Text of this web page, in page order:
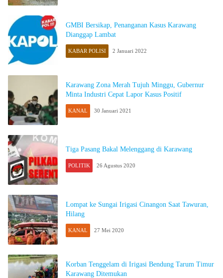
GMBI Bersikap, Penanganan Kasus Karawang
Dianggap Lambat
KABAR POLISI 2 Januari 2022
Karawang Zona Merah Tujuh Minggu, Gubernur
Minta Industri Cepat Lapor Kasus Positif
KANAL 30 Januari 2021
Tiga Pasang Bakal Melenggang di Karawang
POLITIK 26 Agustus 2020
Lompat ke Sungai Irigasi Cinangon Saat Tawuran,
Hilang
KANAL 27 Mei 2020
Korban Tenggelam di Irigasi Bendung Tarum Timur
Karawang Ditemukan